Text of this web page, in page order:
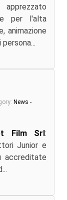
per l'alta
animazione
News -
Film Srl:
Junior e
accreditate